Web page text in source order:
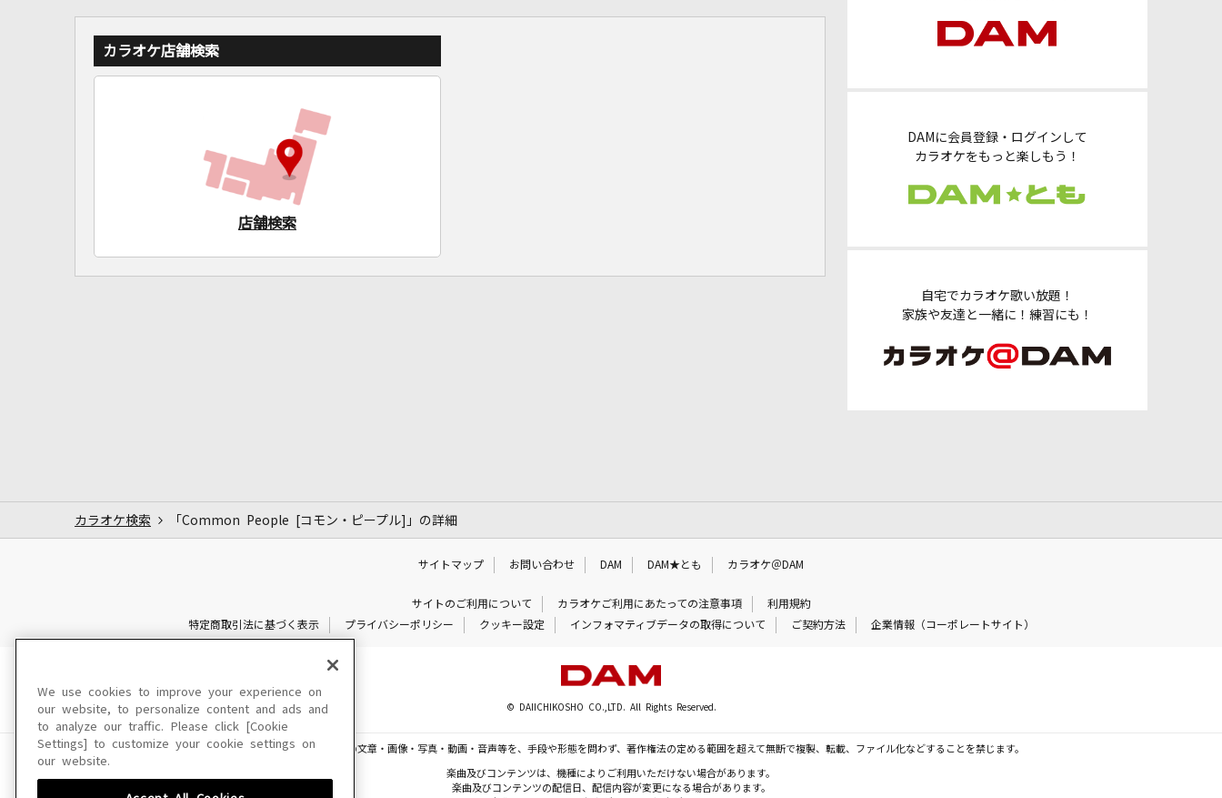
DAMに会員登録・ログインして
カラオケをもっと楽しもう！
自宅でカラオケ歌い放題！
家族や友達と一緒に！練習にも！
カラオケ店舗検索
店舗検索
カラオケ検索 「Common People [コモン・ピープル]」の詳細
サイトマップ お問い合わせ DAM DAM★とも カラオケ＠DAM
サイトのご利用について カラオケご利用にあたっての注意事項
利用規約
特定商取引法に基づく表示
プライバシーポリシー クッキー設定 インフォマティブデータの取得について ご契約方法 企業情報（コーポレートサイト）
© DAIICHIKOSHO CO.,LTD. All Rights Reserved.
このサイトに掲載されている一切の文章・画像・写真・動画・音声等を、手段や形態を問わず、著作権法の定める範囲を超えて無断で複製、転載、ファイル化などすることを禁じます。
楽曲及びコンテンツは、機種によりご利用いただけない場合があります。
楽曲及びコンテンツの配信日、配信内容が変更になる場合があります。
We use cookies to improve your experience on
our website, to personalize content and ads and
to analyze our traffic. Please click [Cookie
Settings] to customize your cookie settings on
our website.